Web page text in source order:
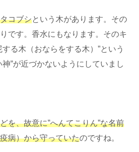
コブシという木があります。その
です。香水にもなります。そのキ
る木（おならをする木）”という
”が近づかないようにしていまし
を、故意に”へんてこりん”な名前
病）から守っていたのですね。